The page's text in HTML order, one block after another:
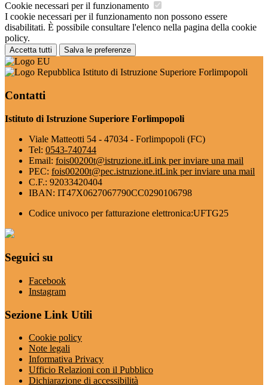
Cookie necessari per il funzionamento
I cookie necessari per il funzionamento non possono essere
disabilitati. È possibile consultare l'elenco nella pagina della cookie
policy.
Accetta tutti Salva le preferenze
Istituto di Istruzione Superiore Forlimpopoli
Contatti
Istituto di Istruzione Superiore Forlimpopoli
Viale Matteotti 54 - 47034 - Forlimpopoli (FC)
Tel: 0543-740744
Email: fois00200t@istruzione.itLink per inviare una mail
PEC: fois00200t@pec.istruzione.itLink per inviare una mail
C.F.: 92033420404
IBAN: IT47X0627067790CC0290106798
Codice univoco per fatturazione elettronica:UFTG25
Seguici su
Facebook
Instagram
Sezione Link Utili
Cookie policy
Note legali
Informativa Privacy
Ufficio Relazioni con il Pubblico
Dichiarazione di accessibilità